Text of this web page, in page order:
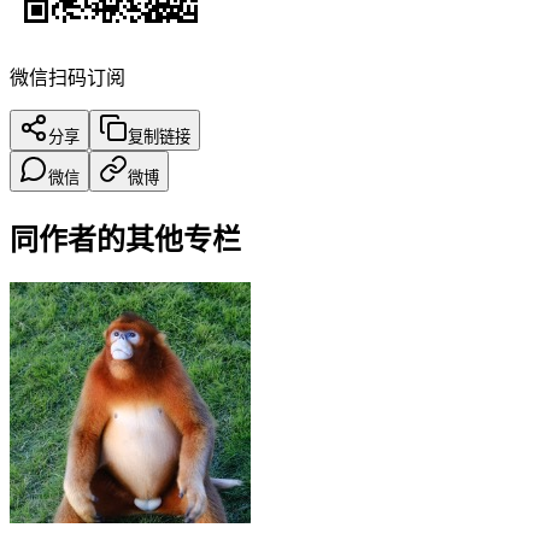
微信扫码订阅
分享 复制链接
微信 微博
同作者的其他专栏